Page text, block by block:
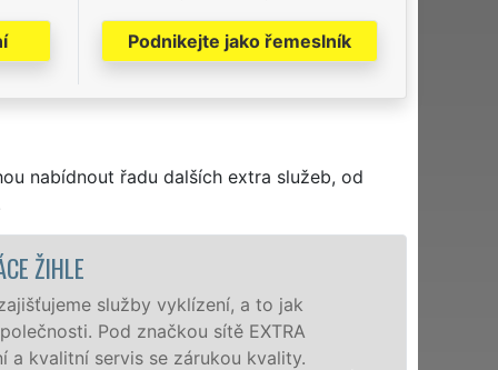
Podnikejte jako řemeslník
nabídnout řadu dalších extra služeb, od
Společnost EXTRA
poboček levné, přesto
Poskytujeme tuto službu jak